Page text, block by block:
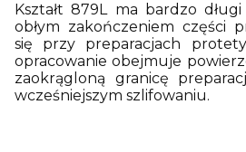
Kształt 879L ma bardzo
obłym zakończeniem części
się przy preparacjach
opracowanie obejmuje
zaokrągloną granicę
wcześniejszym szlifowaniu.